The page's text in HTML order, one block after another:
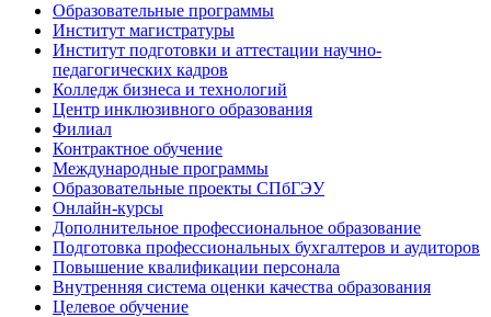
Образовательные программы
Институт магистратуры
Институт подготовки и аттестации научно-
педагогических кадров
Колледж бизнеса и технологий
Центр инклюзивного образования
Филиал
Контрактное обучение
Международные программы
Образовательные проекты СПбГЭУ
Онлайн-курсы
Дополнительное профессиональное образование
Подготовка профессиональных бухгалтеров и аудиторов
Повышение квалификации персонала
Внутренняя система оценки качества образования
Целевое обучение